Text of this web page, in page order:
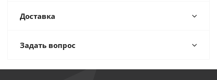
Доставка
Задать вопрос